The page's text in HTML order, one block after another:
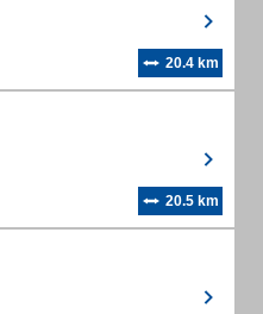
20.4 km
20.5 km